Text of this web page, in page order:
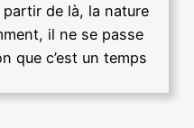
de là, la nature
il ne se passe
que c’est un temps